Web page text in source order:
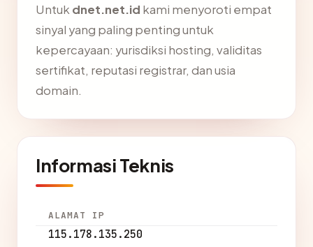
Untuk dnet.net.id kami menyoroti empat
sinyal yang paling penting untuk
kepercayaan: yurisdiksi hosting, validitas
sertifikat, reputasi registrar, dan usia
domain.
Informasi Teknis
ALAMAT IP
115.178.135.250